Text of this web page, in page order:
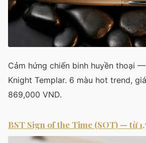
Cảm hứng chiến binh huyền thoại
Knight Templar. 6 màu hot trend,
869,000 VND.
BST Sign of the Time (SOT) — từ